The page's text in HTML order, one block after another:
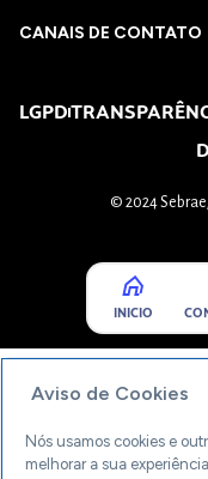
CANAIS DE CONTATO
LGPD
© 2024
INICIO
Aviso de Cookies
Nós usamos cookies e
melhorar a sua